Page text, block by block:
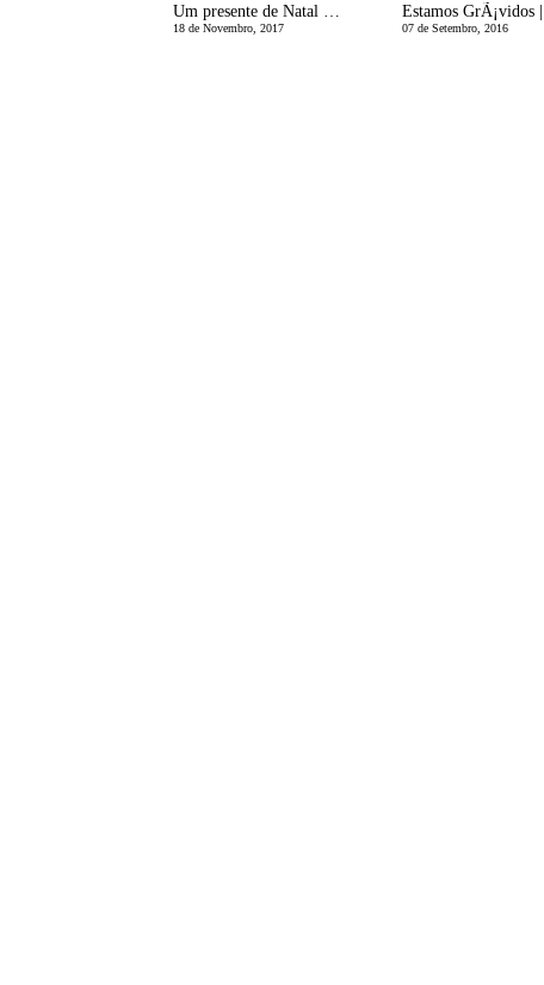
Um presente de Natal que a MÃ£e adora
18 de Novembro, 2017 07 de Setembro, 2016